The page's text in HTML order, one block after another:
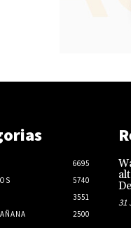
6695
5740
3551
2500
31